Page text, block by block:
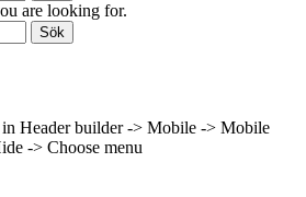
are looking for.
Sök
in Header builder -> Mobile -> Mobile
-> Choose menu